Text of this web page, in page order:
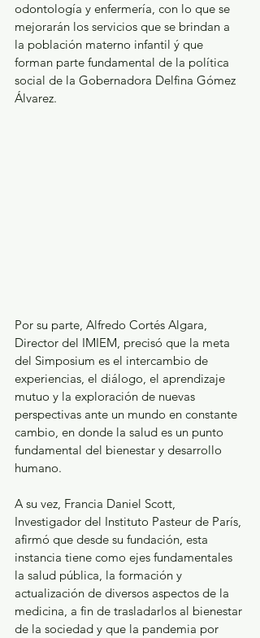
odontología y enfermería, con lo que se
mejorarán los servicios que se brindan a
la población materno infantil ý que
forman parte fundamental de la política
social de la Gobernadora Delfina Gómez
Álvarez.
Por su parte, Alfredo Cortés Algara,
Director del IMIEM, precisó que la meta
del Simposium es el intercambio de
experiencias, el diálogo, el aprendizaje
mutuo y la exploración de nuevas
perspectivas ante un mundo en constante
cambio, en donde la salud es un punto
fundamental del bienestar y desarrollo
humano.
A su vez, Francia Daniel Scott,
Investigador del Instituto Pasteur de París,
afirmó que desde su fundación, esta
instancia tiene como ejes fundamentales
la salud pública, la formación y
actualización de diversos aspectos de la
medicina, a fin de trasladarlos al bienestar
de la sociedad y que la pandemia por